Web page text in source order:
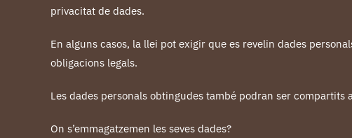
privacitat de dades.
En alguns casos, la llei pot exigir que es revelin dades
obligacions legals.
Les dades personals obtingudes també podran ser compartits
On s’emmagatzemen les seves dades?